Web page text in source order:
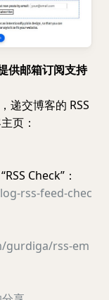
供邮箱订阅支持
，递交博客的 RSS
页：
Check”：
rss-feed-chec
gurdiga/rss-em